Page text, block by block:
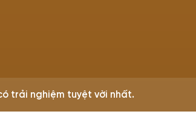
trải nghiệm tuyệt vời nhất.